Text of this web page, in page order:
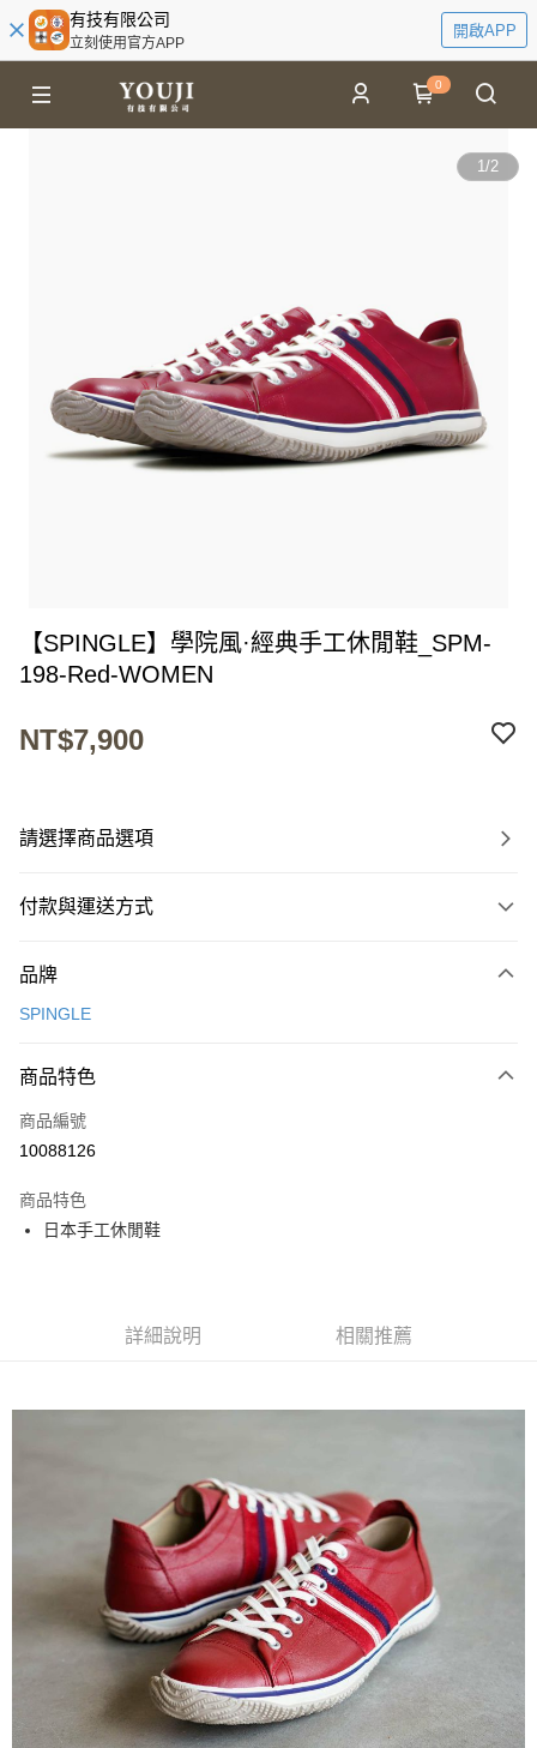
有技有限公司
立刻使用官方APP
開啟APP
0
1/2
【SPINGLE】學院風·經典手工休閒鞋_SPM-
198-Red-WOMEN
NT$7,900
請選擇商品選項
付款與運送方式
信用卡一次付款
LINE Pay
Apple Pay
悠遊付
7-11取貨付款
每筆NT$60
付款後7-11取貨
每筆NT$60
品牌
SPINGLE
商品特色
商品編號
10088126
商品特色
日本手工休閒鞋
詳細說明 相關推薦